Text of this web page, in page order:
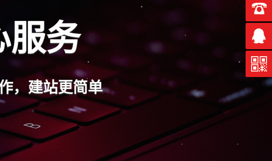
服务
，建站更简单